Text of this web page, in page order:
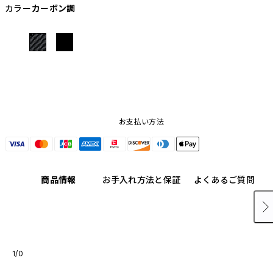
カラーカーボン調
お支払い方法
商品情報 お手入れ方法と保証 よくあるご質問
1/0